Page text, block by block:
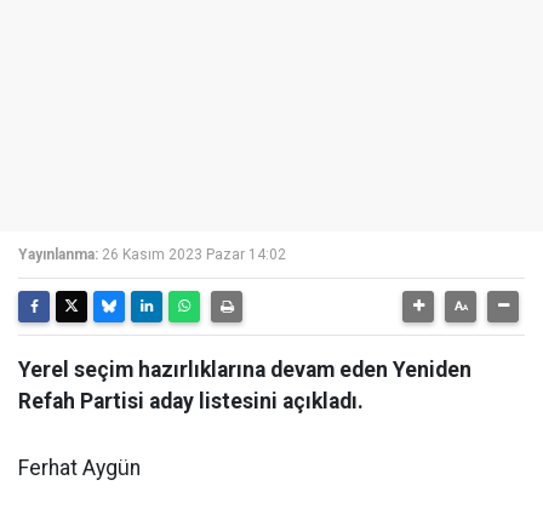
Yayınlanma: 26 Kasım 2023 Pazar 14:02
Yerel seçim hazırlıklarına devam eden Yeniden
Refah Partisi aday listesini açıkladı.
Ferhat Aygün